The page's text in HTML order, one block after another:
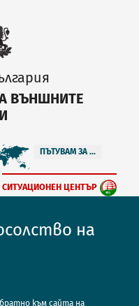
ВЪНШНИТЕ
ПЪТУВАМ ЗА ...
СИТУАЦИОНЕН ЦЕНТЪР
на
към сайта на